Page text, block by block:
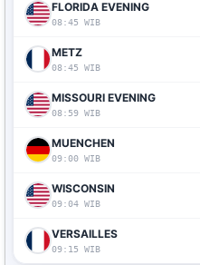
FLORIDA EVENING
08:45 WIB
METZ
08:45 WIB
MISSOURI EVENING
08:59 WIB
MUENCHEN
09:00 WIB
WISCONSIN
09:04 WIB
VERSAILLES
09:15 WIB